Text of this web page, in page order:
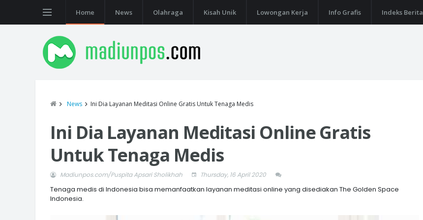
Home News Olahraga Kisah Unik Lowongan Kerja Info Grafis Indeks Berita
News Ini Dia Layanan Meditasi Online Gratis Untuk Tenaga Medis
Ini Dia Layanan Meditasi Online Gratis
Untuk Tenaga Medis
Madiunpos.com/Puspita Apsari Sholikhah Thursday, 16 April 2020
Tenaga medis di Indonesia bisa memanfaatkan layanan meditasi online yang disediakan The Golden Space
Indonesia.